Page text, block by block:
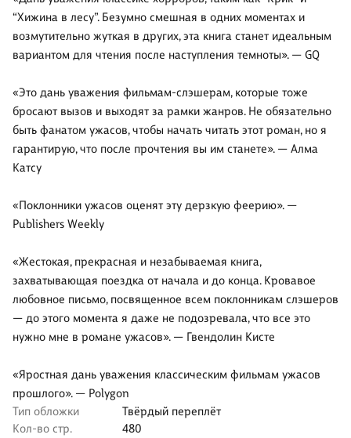
“Хижина в лесу”. Безумно смешная в одних моментах и
возмутительно жуткая в других, эта книга станет идеальным
вариантом для чтения после наступления темноты». — GQ
«Это дань уважения фильмам-слэшерам, которые тоже
бросают вызов и выходят за рамки жанров. Не обязательно
быть фанатом ужасов, чтобы начать читать этот роман, но я
гарантирую, что после прочтения вы им станете». — Алма
Катсу
«Поклонники ужасов оценят эту дерзкую феерию». —
Publishers Weekly
«Жестокая, прекрасная и незабываемая книга,
захватывающая поездка от начала и до конца. Кровавое
любовное письмо, посвященное всем поклонникам слэшеров
— до этого момента я даже не подозревала, что все это
нужно мне в романе ужасов». — Гвендолин Кисте
«Яростная дань уважения классическим фильмам ужасов
прошлого». — Polygon
Тип обложки
Твёрдый переплёт
Кол-во стр.
480